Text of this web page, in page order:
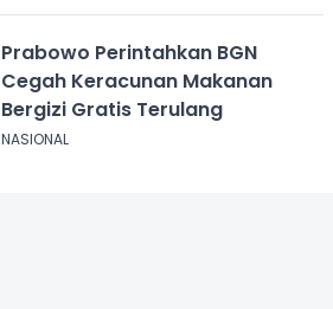
Prabowo Perintahkan BGN
Cegah Keracunan Makanan
Bergizi Gratis Terulang
NASIONAL